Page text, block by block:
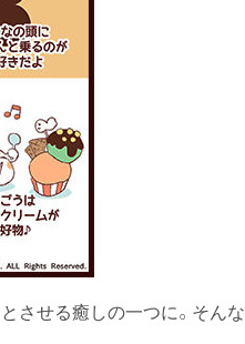
させる癒しの一つに。そんな